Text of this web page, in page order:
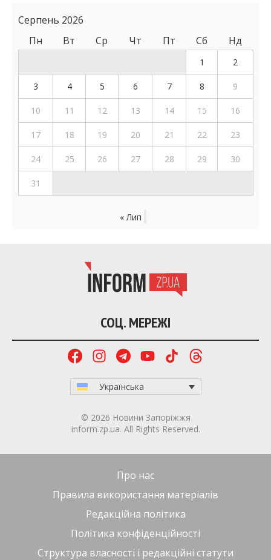
Серпень 2026
Пн
Вт Ср Чт Пт Сб Нд
1 2
3 4 5 6 7 8 9
10 11 12 13 14 15 16
17 18 19 20 21 22 23
24 25 26 27 28 29 30
31
« Лип
СОЦ. МЕРЕЖІ
Українська
© 2026 Новини Запоріжжя
inform.zp.ua. All Rights Reserved.
Про нас
Правила використання матеріалів
Редакційна політика
Політика конфіденційності
Структура власності і редакційні статути